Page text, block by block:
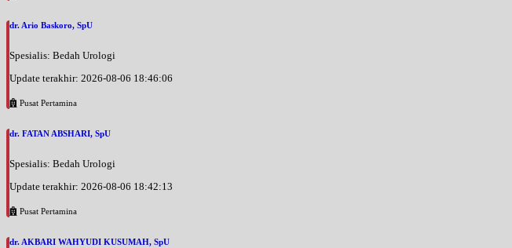
dr. Ario Baskoro, SpU
Spesialis: Bedah Urologi
Update terakhir: 2026-08-06 18:46:06
Pusat Pertamina
dr. FATAN ABSHARI, SpU
Spesialis: Bedah Urologi
Update terakhir: 2026-08-06 18:42:13
Pusat Pertamina
dr. AKBARI WAHYUDI KUSUMAH, SpU